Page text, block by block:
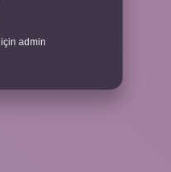
için admin